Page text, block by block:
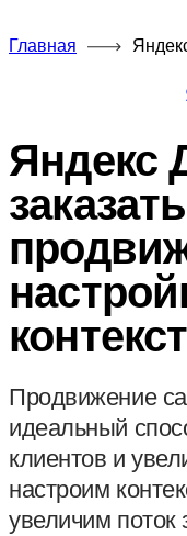
Главная
Яндекс
заказать
Продвижение
идеальный
клиентов и
настроим
увеличим поток